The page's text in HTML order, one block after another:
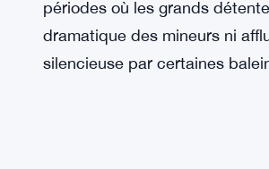
périodes où les grands
dramatique des mineurs ni
silencieuse par certaines